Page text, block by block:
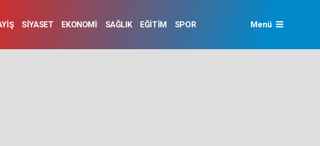
SİYASET EKONOMİ SAĞLIK EĞİTİM SPOR Menü